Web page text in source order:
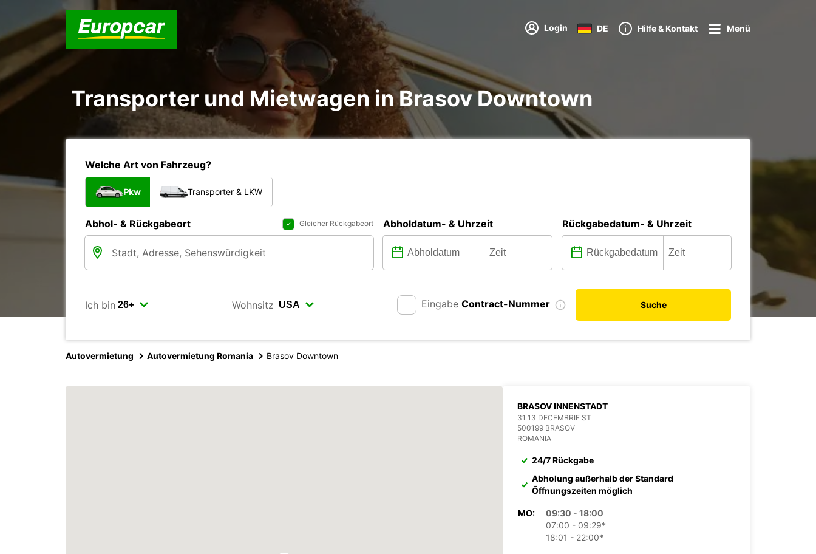
Login DE Hilfe & Kontakt Menü
Transporter und Mietwagen in Brasov Downtown
Welche Art von Fahrzeug?
Pkw Transporter & LKW
Abhol- & Rückgabeort Gleicher Rückgabeort Abholdatum- & Uhrzeit Rückgabedatum- & Uhrzeit
Ich bin Wohnsitz Eingabe Contract-Nummer Suche
Autovermietung Autovermietung Romania Brasov Downtown
BRASOV INNENSTADT
31 13 DECEMBRIE ST
500199 BRASOV
ROMANIA
24/7 Rückgabe
Abholung außerhalb der Standard
Öffnungszeiten möglich
MO:
09:30 - 18:00
07:00 - 09:29*
18:01 - 22:00*